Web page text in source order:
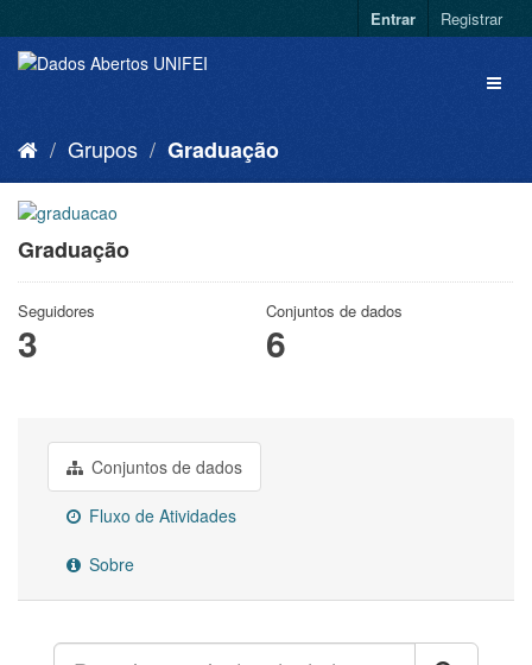
Entrar Registrar
Grupos Graduação
Graduação
Seguidores
3
Conjuntos de dados
6
Conjuntos de dados
Fluxo de Atividades
Sobre